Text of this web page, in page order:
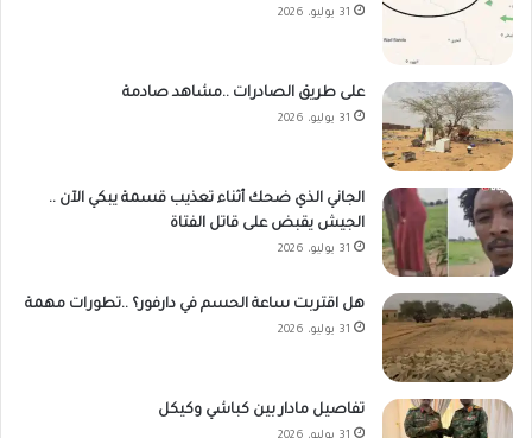
31 يوليو، 2026
على طريق الصادرات ..مشاهد صادمة
31 يوليو، 2026
الجاني الذي ضحك أثناء تعذيب قسمة يبكي الآن ..
الجيش يقبض على قاتل الفتاة
31 يوليو، 2026
هل اقتربت ساعة الحسم في دارفور؟ ..تطورات مهمة
31 يوليو، 2026
تفاصيل مادار بين كباشي وكيكل